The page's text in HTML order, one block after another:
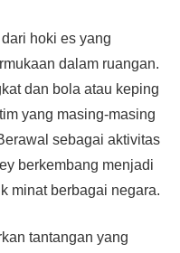
hoki es yang
dalam ruangan.
dan bola atau keping
yang masing-masing
sebagai aktivitas
berkembang menjadi
minat berbagai negara.
tantangan yang